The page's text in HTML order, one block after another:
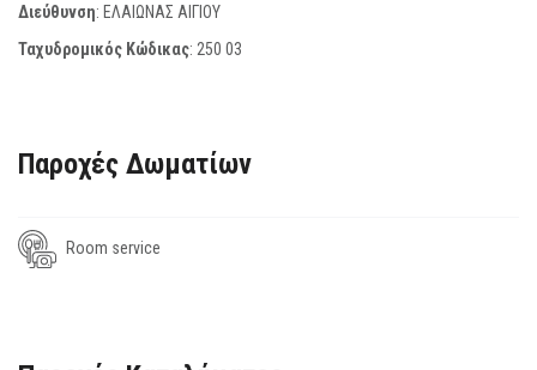
Διεύθυνση: ΕΛΑΙΩΝΑΣ ΑΙΓΙΟΥ
Ταχυδρομικός Κώδικας: 250 03
Παροχές Δωματίων
Room service